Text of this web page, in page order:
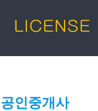
공인중개사